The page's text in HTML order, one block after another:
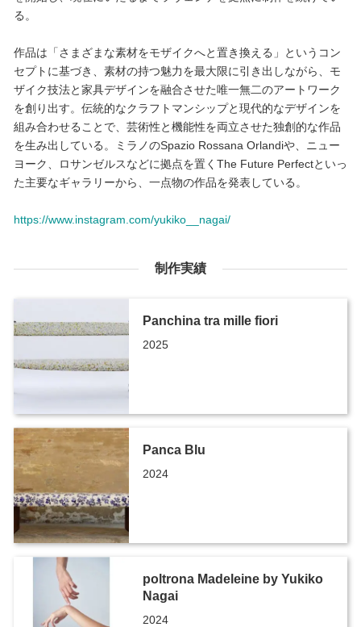
る。
作品は「さまざまな素材をモザイクへと置き換える」というコン
セプトに基づき、素材の持つ魅力を最大限に引き出しながら、モ
ザイク技法と家具デザインを融合させた唯一無二のアートワーク
を創り出す。伝統的なクラフトマンシップと現代的なデザインを
組み合わせることで、芸術性と機能性を両立させた独創的な作品
を生み出している。ミラノのSpazio Rossana Orlandiや、ニュー
ヨーク、ロサンゼルスなどに拠点を置くThe Future Perfectといっ
た主要なギャラリーから、一点物の作品を発表している。
https://www.instagram.com/yukiko__nagai/
制作実績
Panchina tra mille fiori
2025
Panca Blu
2024
poltrona Madeleine by Yukiko
Nagai
2024